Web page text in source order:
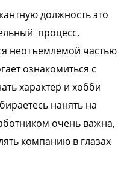
должность это
процесс.
неотъемлемой частью
ознакомиться с
характер и хобби
нанять на
очень важна,
компанию в глазах